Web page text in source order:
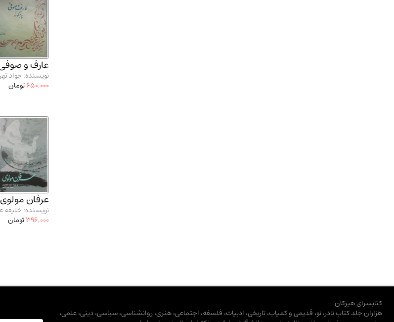
عارف و
نویسنده: جواد
650,000تومان
عرفان
نویسنده: خلیفه
396,000تومان
کتابسرای هیرکان
هزاران جلد کتاب نادر، نو، قدیمی و کمیاب، تاریخی، ادبیات، فلسفه، اجتماعی، هنری، روانشناسی، سیاسی، دینی، علمی،